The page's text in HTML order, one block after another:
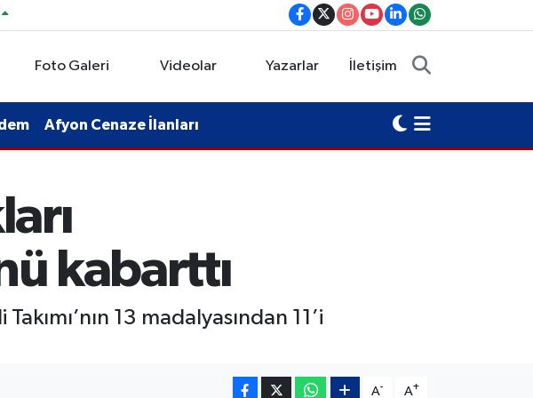
Foto Galeri Videolar Yazarlar İletişim
Afyon Cenaze İlanları
kabarttı
13 madalyasından 11’i
A- A+